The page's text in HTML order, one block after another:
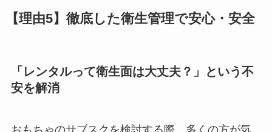
【理由5】徹底した衛生管理で安心・安全
「レンタルって衛生面は大丈夫？」という不
安を解消